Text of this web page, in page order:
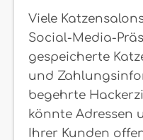
Viele
Social-Media-
gespeicherte
und
begehrte
könnte Adressen
Ihrer Kunden